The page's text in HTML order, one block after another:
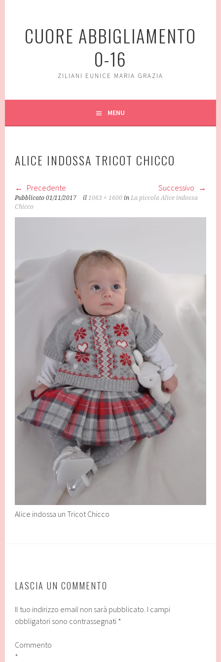
contenutoCUORE ABBIGLIAMENTO
0-16
ZILIANI EUNICE MARIA GRAZIA
MENU
ALICE INDOSSA TRICOT CHICCO
Precedente Successivo
Pubblicato01/11/2017 il1063 × 1600 inLa piccola Alice indossa
Chicco
Alice indossa un Tricot Chicco
LASCIA UN COMMENTO
Il tuo indirizzo email non sarà pubblicato. I campi
obbligatori sono contrassegnati *
Commento
*